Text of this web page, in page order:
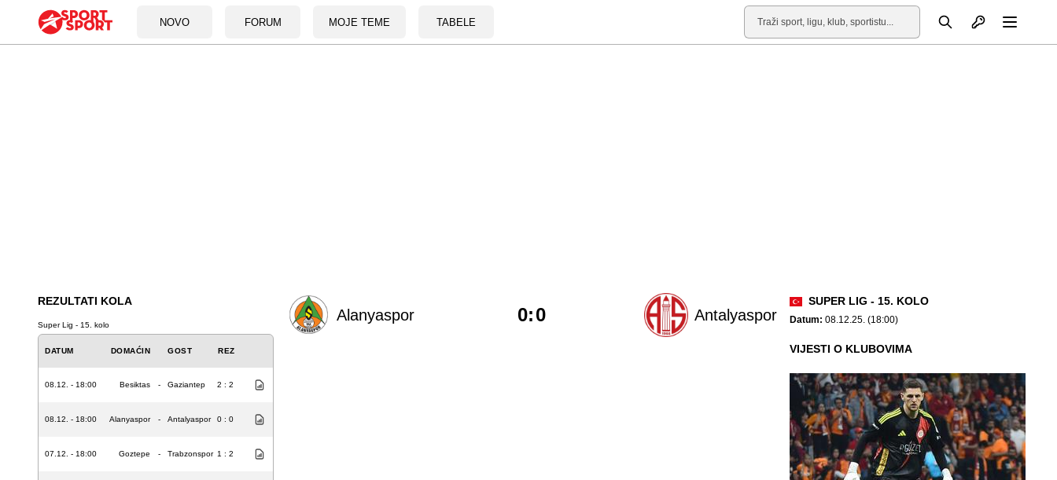
NOVO FORUM MOJE TEME TABELE
Pretraga Otvori profil
REZULTATI KOLA
Super Lig - 15. kolo
DATUM DOMAĆIN GOST REZ
08.12. - 18:00 Besiktas - Gaziantep 2 : 2
08.12. - 18:00 Alanyaspor - Antalyaspor 0 : 0
07.12. - 18:00 Goztepe - Trabzonspor 1 : 2
Alanyaspor Antalyaspor
0:0
SUPER LIG - 15. KOLO
Datum: 08.12.25. (18:00)
VIJESTI O KLUBOVIMA